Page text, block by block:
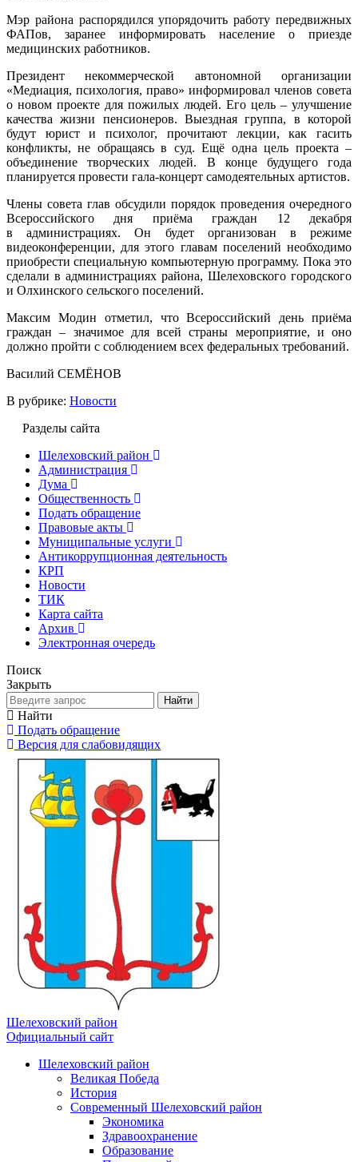
Мэр района распорядился упорядочить работу передвижных
ФАПов, заранее информировать население о приезде
медицинских работников.
Президент некоммерческой автономной организации
«Медиация, психология, право» информировал членов совета
о новом проекте для пожилых людей. Его цель – улучшение
качества жизни пенсионеров. Выездная группа, в которой
будут юрист и психолог, прочитают лекции, как гасить
конфликты, не обращаясь в суд. Ещё одна цель проекта –
объединение творческих людей. В конце будущего года
планируется провести гала-концерт самодеятельных артистов.
Члены совета глав обсудили порядок проведения очередного
Всероссийского дня приёма граждан 12 декабря
в администрациях. Он будет организован в режиме
видеоконференции, для этого главам поселений необходимо
приобрести специальную компьютерную программу. Пока это
сделали в администрациях района, Шелеховского городского
и Олхинского сельского поселений.
Максим Модин отметил, что Всероссийский день приёма
граждан – значимое для всей страны мероприятие, и оно
должно пройти с соблюдением всех федеральных требований.
Василий СЕМЁНОВ
В рубрике: Новости
Разделы сайта
Шелеховский район
Администрация
Дума
Общественность
Подать обращение
Правовые акты
Муниципальные услуги
Антикоррупционная деятельность
КРП
Новости
ТИК
Карта сайта
Архив
Электронная очередь
Поиск
Закрыть
Найти
Найти
Подать обращение
Версия для слабовидящих
Шелеховский район
Официальный сайт
Шелеховский район
Великая Победа
История
Современный Шелеховский район
Экономика
Здравоохранение
Образование